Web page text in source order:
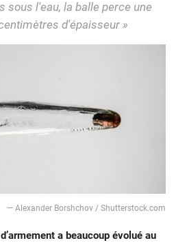
sous l'eau, la balle perce une
d'épaisseur »
― Alexander Borshchov / Shutterstock.com
a beaucoup évolué au